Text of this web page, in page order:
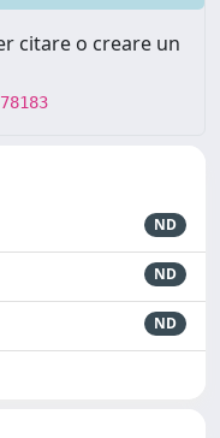
citare o creare un
ND
ND
ND